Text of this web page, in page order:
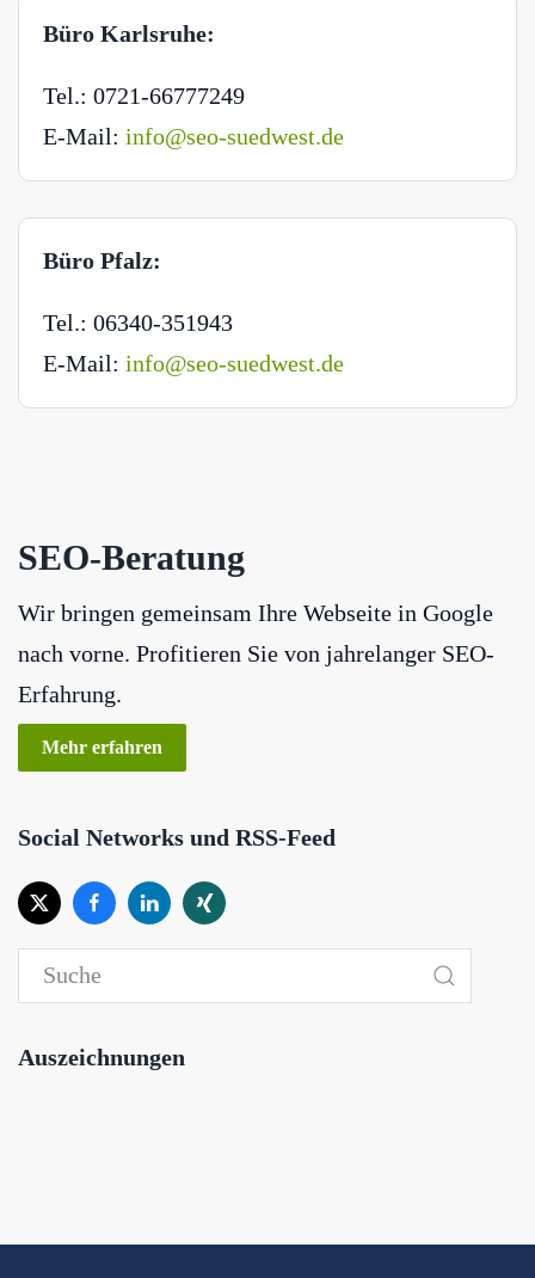
Büro Karlsruhe:
Tel.: 0721-66777249
E-Mail: info@seo-suedwest.de
Büro Pfalz:
Tel.: 06340-351943
E-Mail: info@seo-suedwest.de
SEO-Beratung
Wir bringen gemeinsam Ihre Webseite in Google
nach vorne. Profitieren Sie von jahrelanger SEO-
Erfahrung.
Mehr erfahren
Social Networks und RSS-Feed
Auszeichnungen